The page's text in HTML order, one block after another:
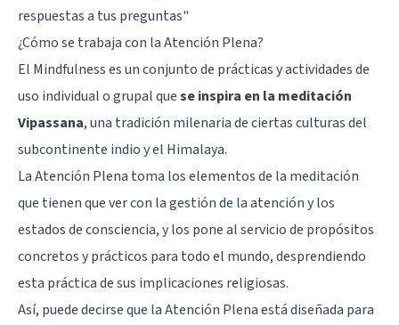
respuestas a tus preguntas"
¿Cómo se trabaja con la Atención Plena?
El Mindfulness es un conjunto de prácticas y actividades de
uso individual o grupal quese inspira en la meditación
Vipassana, una tradición milenaria de ciertas culturas del
subcontinente indio y el Himalaya.
La Atención Plena toma los elementos de la meditación
que tienen que ver con la gestión de la atención y los
estados de consciencia, y los pone al servicio de propósitos
concretos y prácticos para todo el mundo, desprendiendo
esta práctica de sus implicaciones religiosas.
Así, puede decirse que la Atención Plena está diseñada para